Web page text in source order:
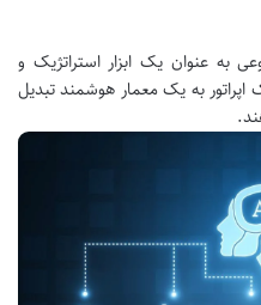
عنوان یک ابزار استراتژیک و
اپراتور به یک معمار هوشمند تبدیل